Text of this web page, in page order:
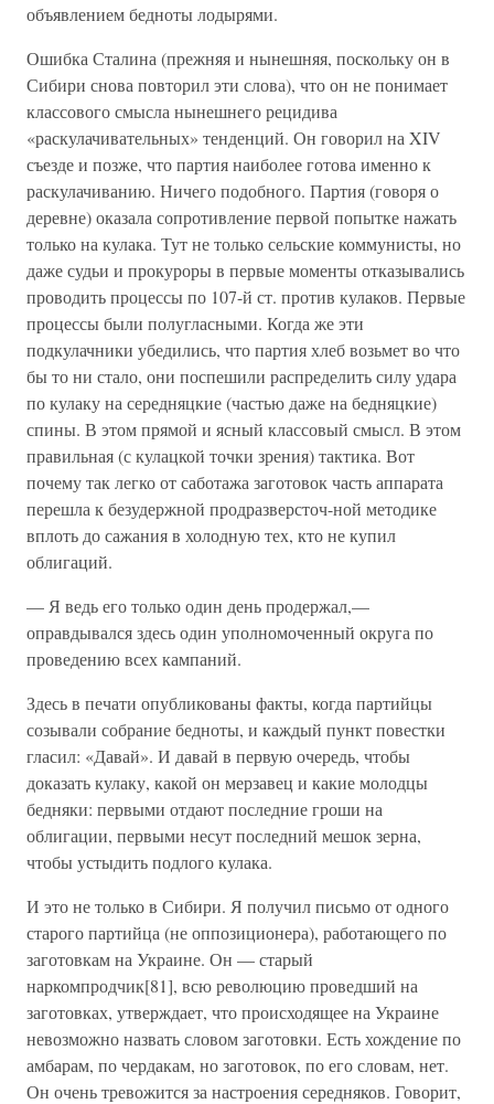
объявлением бедноты лодырями.
Ошибка Сталина (прежняя и нынешняя, поскольку он в
Сибири снова повторил эти слова), что он не понимает
классового смысла нынешнего рецидива
«раскулачивательных» тенденций. Он говорил на XIV
съезде и позже, что партия наиболее готова именно к
раскулачиванию. Ничего подобного. Партия (говоря о
деревне) оказала сопротивление первой попытке нажать
только на кулака. Тут не только сельские коммунисты, но
даже судьи и прокуроры в первые моменты отказывались
проводить процессы по 107-й ст. против кулаков. Первые
процессы были полугласными. Когда же эти
подкулачники убедились, что партия хлеб возьмет во что
бы то ни стало, они поспешили распределить силу удара
по кулаку на середняцкие (частью даже на бедняцкие)
спины. В этом прямой и ясный классовый смысл. В этом
правильная (с кулацкой точки зрения) тактика. Вот
почему так легко от саботажа заготовок часть аппарата
перешла к безудержной продразверсточ-ной методике
вплоть до сажания в холодную тех, кто не купил
облигаций.
— Я ведь его только один день продержал,—
оправдывался здесь один уполномоченный округа по
проведению всех кампаний.
Здесь в печати опубликованы факты, когда партийцы
созывали собрание бедноты, и каждый пункт повестки
гласил: «Давай». И давай в первую очередь, чтобы
доказать кулаку, какой он мерзавец и какие молодцы
бедняки: первыми отдают последние гроши на
облигации, первыми несут последний мешок зерна,
чтобы устыдить подлого кулака.
И это не только в Сибири. Я получил письмо от одного
старого партийца (не оппозиционера), работающего по
заготовкам на Украине. Он — старый
наркомпродчик[81], всю революцию проведший на
заготовках, утверждает, что происходящее на Украине
невозможно назвать словом заготовки. Есть хождение по
амбарам, по чердакам, но заготовок, по его словам, нет.
Он очень тревожится за настроения середняков. Говорит,